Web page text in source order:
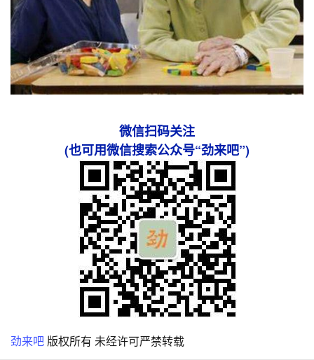
微信扫码关注
(也可用微信搜索公众号“劲来吧”)
劲来吧 版权所有 未经许可严禁转载